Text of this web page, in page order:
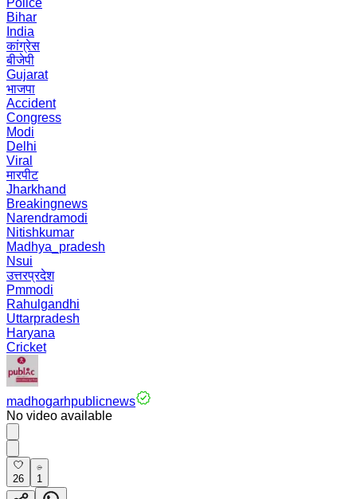
Police
Bihar
India
कांग्रेस
बीजेपी
Gujarat
भाजपा
Accident
Congress
Modi
Delhi
Viral
मारपीट
Jharkhand
Breakingnews
Narendramodi
Nitishkumar
Madhya_pradesh
Nsui
उत्तरप्रदेश
Pmmodi
Rahulgandhi
Uttarpradesh
Haryana
Cricket
madhogarhpublicnews
No video available
26 1